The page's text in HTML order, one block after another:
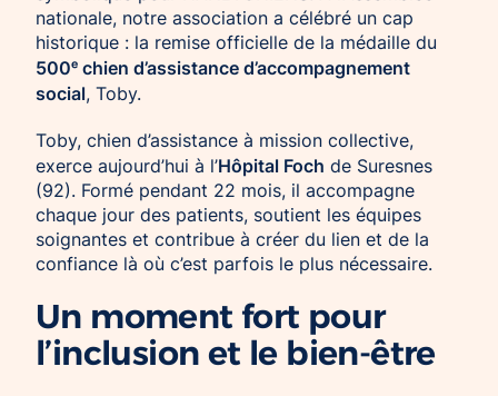
nationale, notre association a célébré un cap
historique : la remise officielle de la médaille du
500ᵉ chien d’assistance d’accompagnement
social, Toby.
Toby, chien d’assistance à mission collective,
exerce aujourd’hui à l’Hôpital Foch de Suresnes
(92). Formé pendant 22 mois, il accompagne
chaque jour des patients, soutient les équipes
soignantes et contribue à créer du lien et de la
confiance là où c’est parfois le plus nécessaire.
Un moment fort pour
l’inclusion et le bien-être